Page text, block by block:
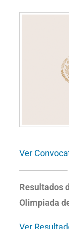
Ver
Resultados
Olimpiada
Ver